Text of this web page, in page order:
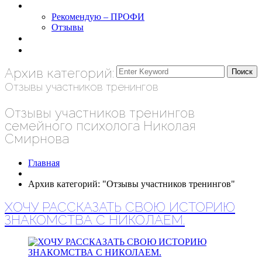
Рекомендую – ПРОФИ
Отзывы
Архив категорий:
Отзывы участников тренингов
Отзывы участников тренингов
семейного психолога Николая
Смирнова
Главная
Архив категорий: "Отзывы участников тренингов"
ХОЧУ РАССКАЗАТЬ СВОЮ ИСТОРИЮ
ЗНАКОМСТВА С НИКОЛАЕМ.